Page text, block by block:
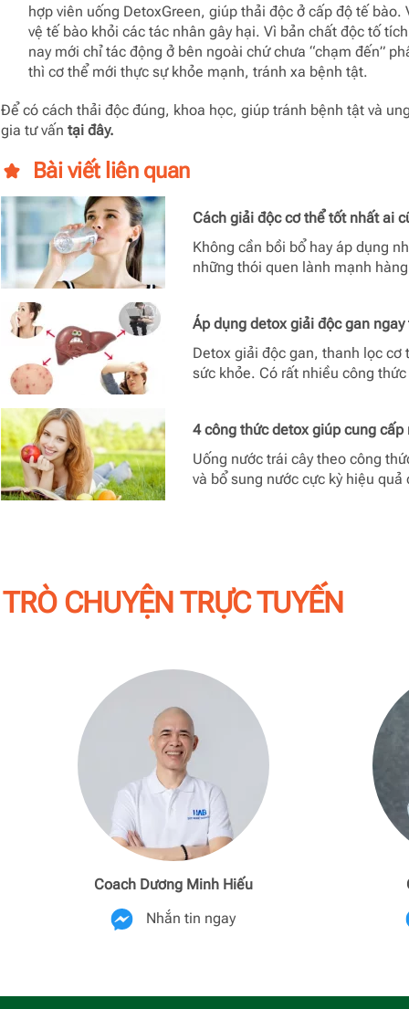
hợp viên uống DetoxGreen, giúp thải độc ở cấp độ tế
vệ tế bào khỏi các tác nhân gây hại. Vì bản chất độc tố
nay mới chỉ tác động ở bên ngoài chứ chưa “chạm đến”
thì cơ thể mới thực sự khỏe mạnh, tránh xa bệnh tật.
Để có cách thải độc đúng, khoa học, giúp tránh bệnh tật và
gia tư vấn tại đây.
Bài viết liên quan
Cách giải độc cơ thể tốt nhất ai
Không cần bồi bổ hay áp dụng
những thói quen lành mạnh
Áp dụng detox giải độc gan
Detox giải độc gan, thanh lọc
sức khỏe. Có rất nhiều công
4 công thức detox giúp cung
Uống nước trái cây theo công
và bổ sung nước cực kỳ hiệu
TRÒ CHUYỆN TRỰC TUYẾN
Coach Dương Minh Hiếu
Nhắn tin ngay